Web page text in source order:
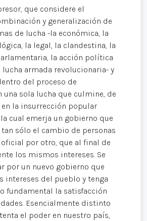
que considere el
y generalización de
de lucha -la económica, la
la legal, la clandestina, la
la acción política
lucha armada revolucionaria- y
del proceso de
una sola lucha que culmine, de
en la insurrección popular
cual emerja un gobierno que
sólo el cambio de personas
por otro, que al final de
los mismos intereses. Se
por un nuevo gobierno que
intereses del pueblo y tenga
fundamental la satisfacción
Esencialmente distinto
el poder en nuestro país,